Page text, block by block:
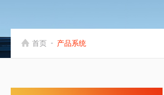
首页 - 产品系统